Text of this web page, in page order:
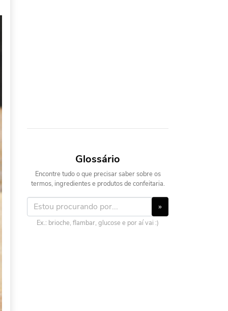
Glossário
Encontre tudo o que precisar saber sobre os
termos, ingredientes e produtos de confeitaria.
»
Ex.: brioche, flambar, glucose e por aí vai :)